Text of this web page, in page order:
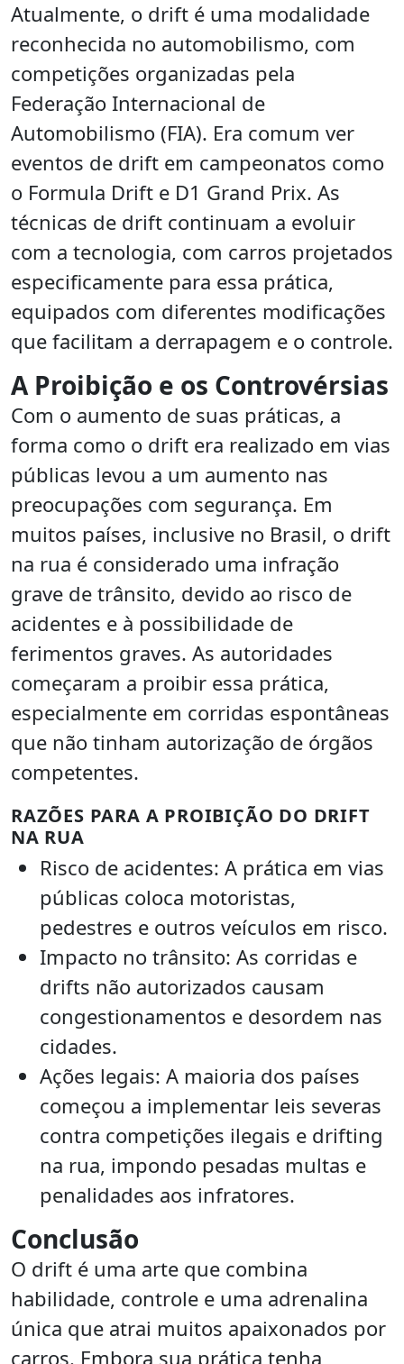
Atualmente, o drift é uma modalidade
reconhecida no automobilismo, com
competições organizadas pela
Federação Internacional de
Automobilismo (FIA). Era comum ver
eventos de drift em campeonatos como
o Formula Drift e D1 Grand Prix. As
técnicas de drift continuam a evoluir
com a tecnologia, com carros projetados
especificamente para essa prática,
equipados com diferentes modificações
que facilitam a derrapagem e o controle.
A Proibição e os Controvérsias
Com o aumento de suas práticas, a
forma como o drift era realizado em vias
públicas levou a um aumento nas
preocupações com segurança. Em
muitos países, inclusive no Brasil, o drift
na rua é considerado uma infração
grave de trânsito, devido ao risco de
acidentes e à possibilidade de
ferimentos graves. As autoridades
começaram a proibir essa prática,
especialmente em corridas espontâneas
que não tinham autorização de órgãos
competentes.
RAZÕES PARA A PROIBIÇÃO DO DRIFT
NA RUA
Risco de acidentes: A prática em vias
públicas coloca motoristas,
pedestres e outros veículos em risco.
Impacto no trânsito: As corridas e
drifts não autorizados causam
congestionamentos e desordem nas
cidades.
Ações legais: A maioria dos países
começou a implementar leis severas
contra competições ilegais e drifting
na rua, impondo pesadas multas e
penalidades aos infratores.
Conclusão
O drift é uma arte que combina
habilidade, controle e uma adrenalina
única que atrai muitos apaixonados por
carros. Embora sua prática tenha